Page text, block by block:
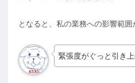
となると、私の業務への影響範囲
緊張度がぐっと引き上